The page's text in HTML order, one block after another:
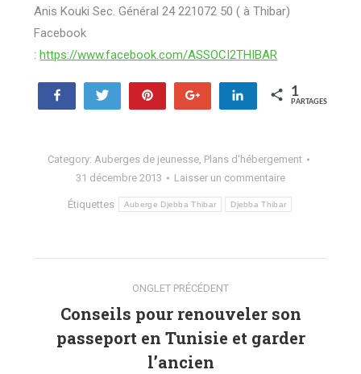
Anis Kouki Sec. Général 24 221072 50 ( à Thibar)
Facebook
: https://www.facebook.com/ASSOCI2THIBAR
Partagez Tweetez Enregistrer Partagez
1
PARTAGES
Category: Auberges de jeunesse, Plans d'hébergement
31 décembre 2013
Laisser un commentaire
Étiquettes Auberge Djebba Thibar Djebba Thibar
Navigation
de
commentaire
ONGLET PRÉCÉDENT
Onglet
précédent
Conseils pour renouveler son
passeport en Tunisie et garder
l’ancien